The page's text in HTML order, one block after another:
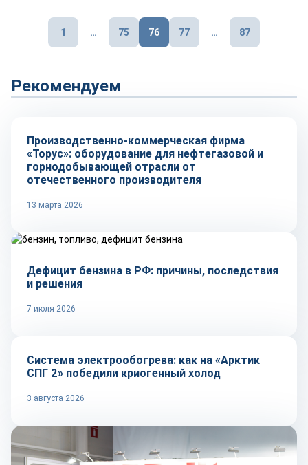
Пагинация
записей
1 … 75 76 77 … 87
Рекомендуем
Репортаж
Производственно-коммерческая фирма
«Торус»: оборудование для нефтегазовой и
горнодобывающей отрасли от
отечественного производителя
13 марта 2026
Дефицит бензина в РФ: причины, последствия
и решения
7 июля 2026
Технологии
Система электрообогрева: как на «Арктик
СПГ 2» победили криогенный холод
3 августа 2026